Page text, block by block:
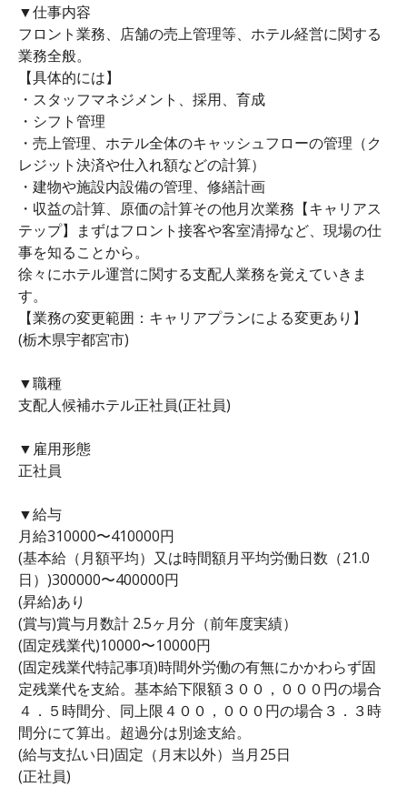
▼仕事内容
フロント業務、店舗の売上管理等、ホテル経営に関する
業務全般。
【具体的には】
・スタッフマネジメント、採用、育成
・シフト管理
・売上管理、ホテル全体のキャッシュフローの管理（ク
レジット決済や仕入れ額などの計算）
・建物や施設内設備の管理、修繕計画
・収益の計算、原価の計算その他月次業務【キャリアス
テップ】まずはフロント接客や客室清掃など、現場の仕
事を知ることから。
徐々にホテル運営に関する支配人業務を覚えていきま
す。
【業務の変更範囲：キャリアプランによる変更あり】
(栃木県宇都宮市)
▼職種
支配人候補ホテル正社員(正社員)
▼雇用形態
正社員
▼給与
月給310000〜410000円
(基本給（月額平均）又は時間額月平均労働日数（21.0
日）)300000〜400000円
(昇給)あり
(賞与)賞与月数計 2.5ヶ月分（前年度実績）
(固定残業代)10000〜10000円
(固定残業代特記事項)時間外労働の有無にかかわらず固
定残業代を支給。基本給下限額３００，０００円の場合
４．５時間分、同上限４００，０００円の場合３．３時
間分にて算出。超過分は別途支給。
(給与支払い日)固定（月末以外）当月25日
(正社員)